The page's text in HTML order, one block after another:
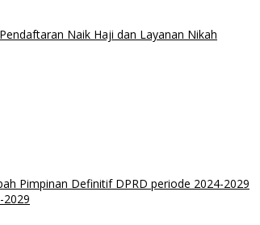
Naik Haji dan Layanan Nikah
Pimpinan Definitif DPRD periode 2024-2029
2029